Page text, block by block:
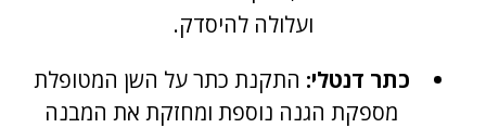
ועלולה להיסדק.
כתר דנטלי: התקנת כתר על השן המטופלת
מספקת הגנה נוספת ומחזקת את המבנה